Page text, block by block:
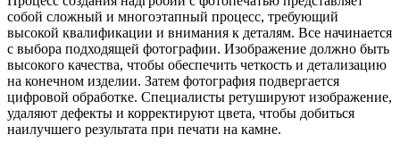
собой сложный и многоэтапный процесс, требующий
высокой квалификации и внимания к деталям. Все начинается
с выбора подходящей фотографии. Изображение должно быть
высокого качества, чтобы обеспечить четкость и детализацию
на конечном изделии. Затем фотография подвергается
цифровой обработке. Специалисты ретушируют изображение,
удаляют дефекты и корректируют цвета, чтобы добиться
наилучшего результата при печати на камне.